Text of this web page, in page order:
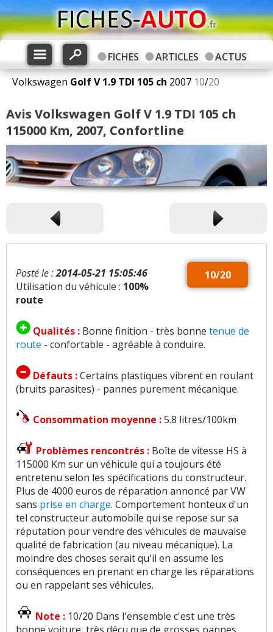
FICHES ARTICLES
ACTUS
Volkswagen Golf V 1.9 TDI 105 ch 2007 10/20
Avis Volkswagen Golf V 1.9 TDI 105 ch
115000 Km, 2007, Confortline
10/20
Posté le :2014-05-21 15:05:46
Utilisation du véhicule : 100%
route
Qualités : Bonne finition - très bonne tenue de
route - confortable - agréable à conduire.
Défauts :Certains plastiques vibrent en roulant
(bruits parasites) - pannes purement mécanique.
Consommation moyenne :5.8 litres/100km
Problèmes rencontrés : Boîte de vitesse HS à
115000 Km sur un véhicule qui a toujours été
entretenu selon les spécifications du constructeur.
Plus de 4000 euros de réparation annoncé par VW
sans prise en charge. Comportement honteux d'un
tel constructeur automobile qui se repose sur sa
réputation pour vendre des véhicules de mauvaise
qualité de fabrication (au niveau mécanique). La
moindre des choses serait qu'il en assume les
conséquences en prenant en charge les réparations
ou en rappelant ses véhicules.
Note : 10/20 Dans l'ensemble c'est une très